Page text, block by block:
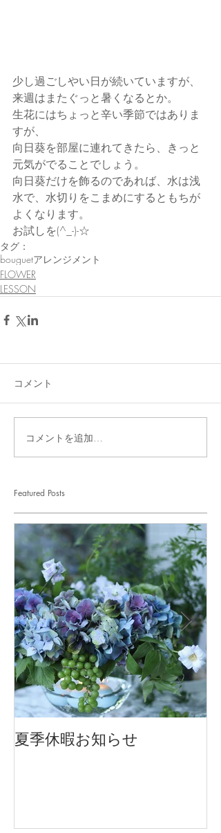
少し過ごしやい日が続いていますが、
来週はまたぐっと暑くなるとか。
生花にはちょっと辛い季節ではありま
すが、
向日葵を部屋に連れてきたら、きっと
元気がでることでしょう。
向日葵だけを飾るのであれば、水は浅
水で、水切りをこまめにするともちが
よくなります。
お試しを(^_-)-☆
タグ：
bouguetアレンジメント
FLOWER
LESSON
コメント
コメントを追加…
Featured Posts
夏季休暇お知らせ